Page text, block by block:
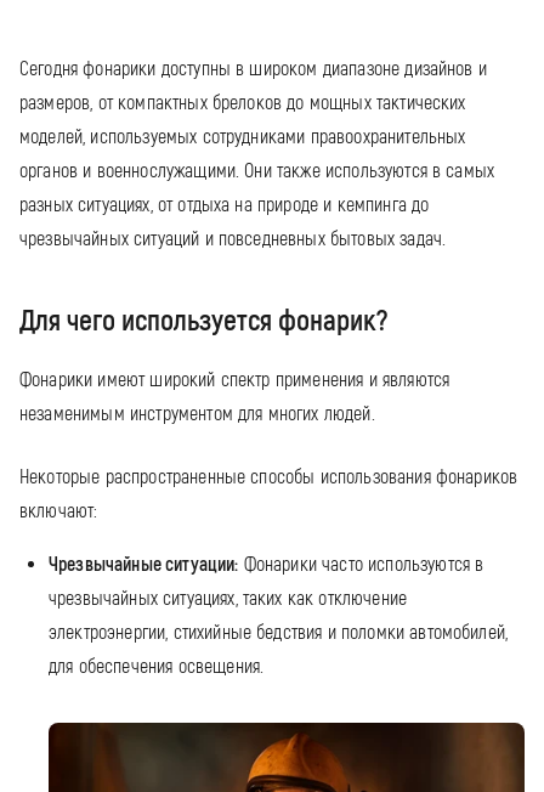
Сегодня фонарики доступны в широком диапазоне дизайнов и
размеров, от компактных брелоков до мощных тактических
моделей, используемых сотрудниками правоохранительных
органов и военнослужащими. Они также используются в самых
разных ситуациях, от отдыха на природе и кемпинга до
чрезвычайных ситуаций и повседневных бытовых задач.
Для чего используется фонарик?
Фонарики имеют широкий спектр применения и являются
незаменимым инструментом для многих людей.
Некоторые распространенные способы использования фонариков
включают:
Чрезвычайные ситуации: Фонарики часто используются в
чрезвычайных ситуациях, таких как отключение
электроэнергии, стихийные бедствия и поломки автомобилей,
для обеспечения освещения.